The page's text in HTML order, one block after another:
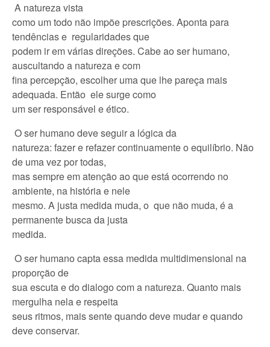
A natureza vista
como um todo não impõe prescrições. Aponta para
tendências e regularidades que
podem ir em várias direções. Cabe ao ser humano,
auscultando a natureza e com
fina percepção, escolher uma que lhe pareça mais
adequada. Então ele surge como
um ser responsável e ético.
O ser humano deve seguir a lógica da
natureza: fazer e refazer continuamente o equilíbrio. Não
de uma vez por todas,
mas sempre em atenção ao que está ocorrendo no
ambiente, na história e nele
mesmo. A justa medida muda, o que não muda, é a
permanente busca da justa
medida.
O ser humano capta essa medida multidimensional na
proporção de
sua escuta e do dialogo com a natureza. Quanto mais
mergulha nela e respeita
seus ritmos, mais sente quando deve mudar e quando
deve conservar.